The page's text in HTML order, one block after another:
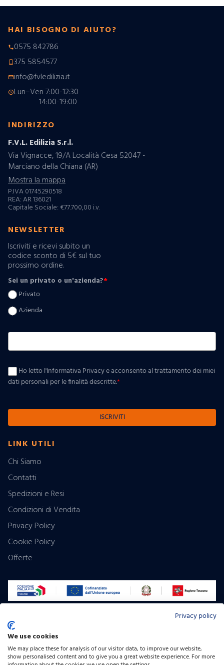
HAI BISOGNO DI AIUTO?
phone0575 842786
phone_android375 5854577
mail_outlineinfo@fvledilizia.it
scheduleLun–Ven 7:00-12:30
14:00-19:00
INDIRIZZO
F.V.L. Edilizia S.r.l.
Via Vignacce, 19/A Località Cesa 52047 -
Marciano della Chiana (AR)
Mostra la mappa
P.IVA 01745290518
REA: AR 136021
Capitale Sociale: €77.700,00 i.v.
NEWSLETTER
Iscriviti e ricevi subito un
codice sconto di 5€ sul tuo
prossimo ordine.
Sei un privato o un'azienda?*
Privato
Azienda
Ho letto l'Informativa Privacy e acconsento al trattamento dei miei
dati personali per le finalità descritte.*
ISCRIVITI
LINK UTILI
Chi Siamo
Contatti
Spedizioni e Resi
Condizioni di Vendita
Privacy Policy
Cookie Policy
Offerte
Pagamenti:
Seguici:
Facebook
Privacy policy
We use cookies
We may place these for analysis of our visitor data, to improve our website,
show personalised content and to give you a great website experience. For more